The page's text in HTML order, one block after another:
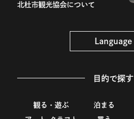
北杜市観光協会について
Language
目的で探す
観る・遊ぶ 泊まる